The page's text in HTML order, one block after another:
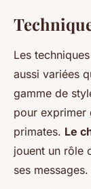
Les
aussi variées
gamme de
pour exprimer
primates. Le
jouent un rôle
ses messages.